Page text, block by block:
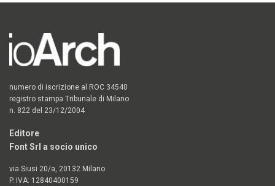
numero di iscrizione al ROC 34540
registro stampa Tribunale di Milano
n. 822 del 23/12/2004
Editore
Font Srl a socio unico
via Siusi 20/a, 20132 Milano
P. IVA: 12840400159